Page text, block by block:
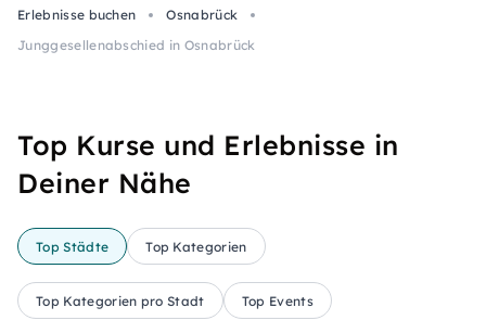
Erlebnisse buchen
Osnabrück
Junggesellenabschied in Osnabrück
Top Kurse und Erlebnisse in
Deiner Nähe
Top Städte Top Kategorien
Top Kategorien pro Stadt Top Events